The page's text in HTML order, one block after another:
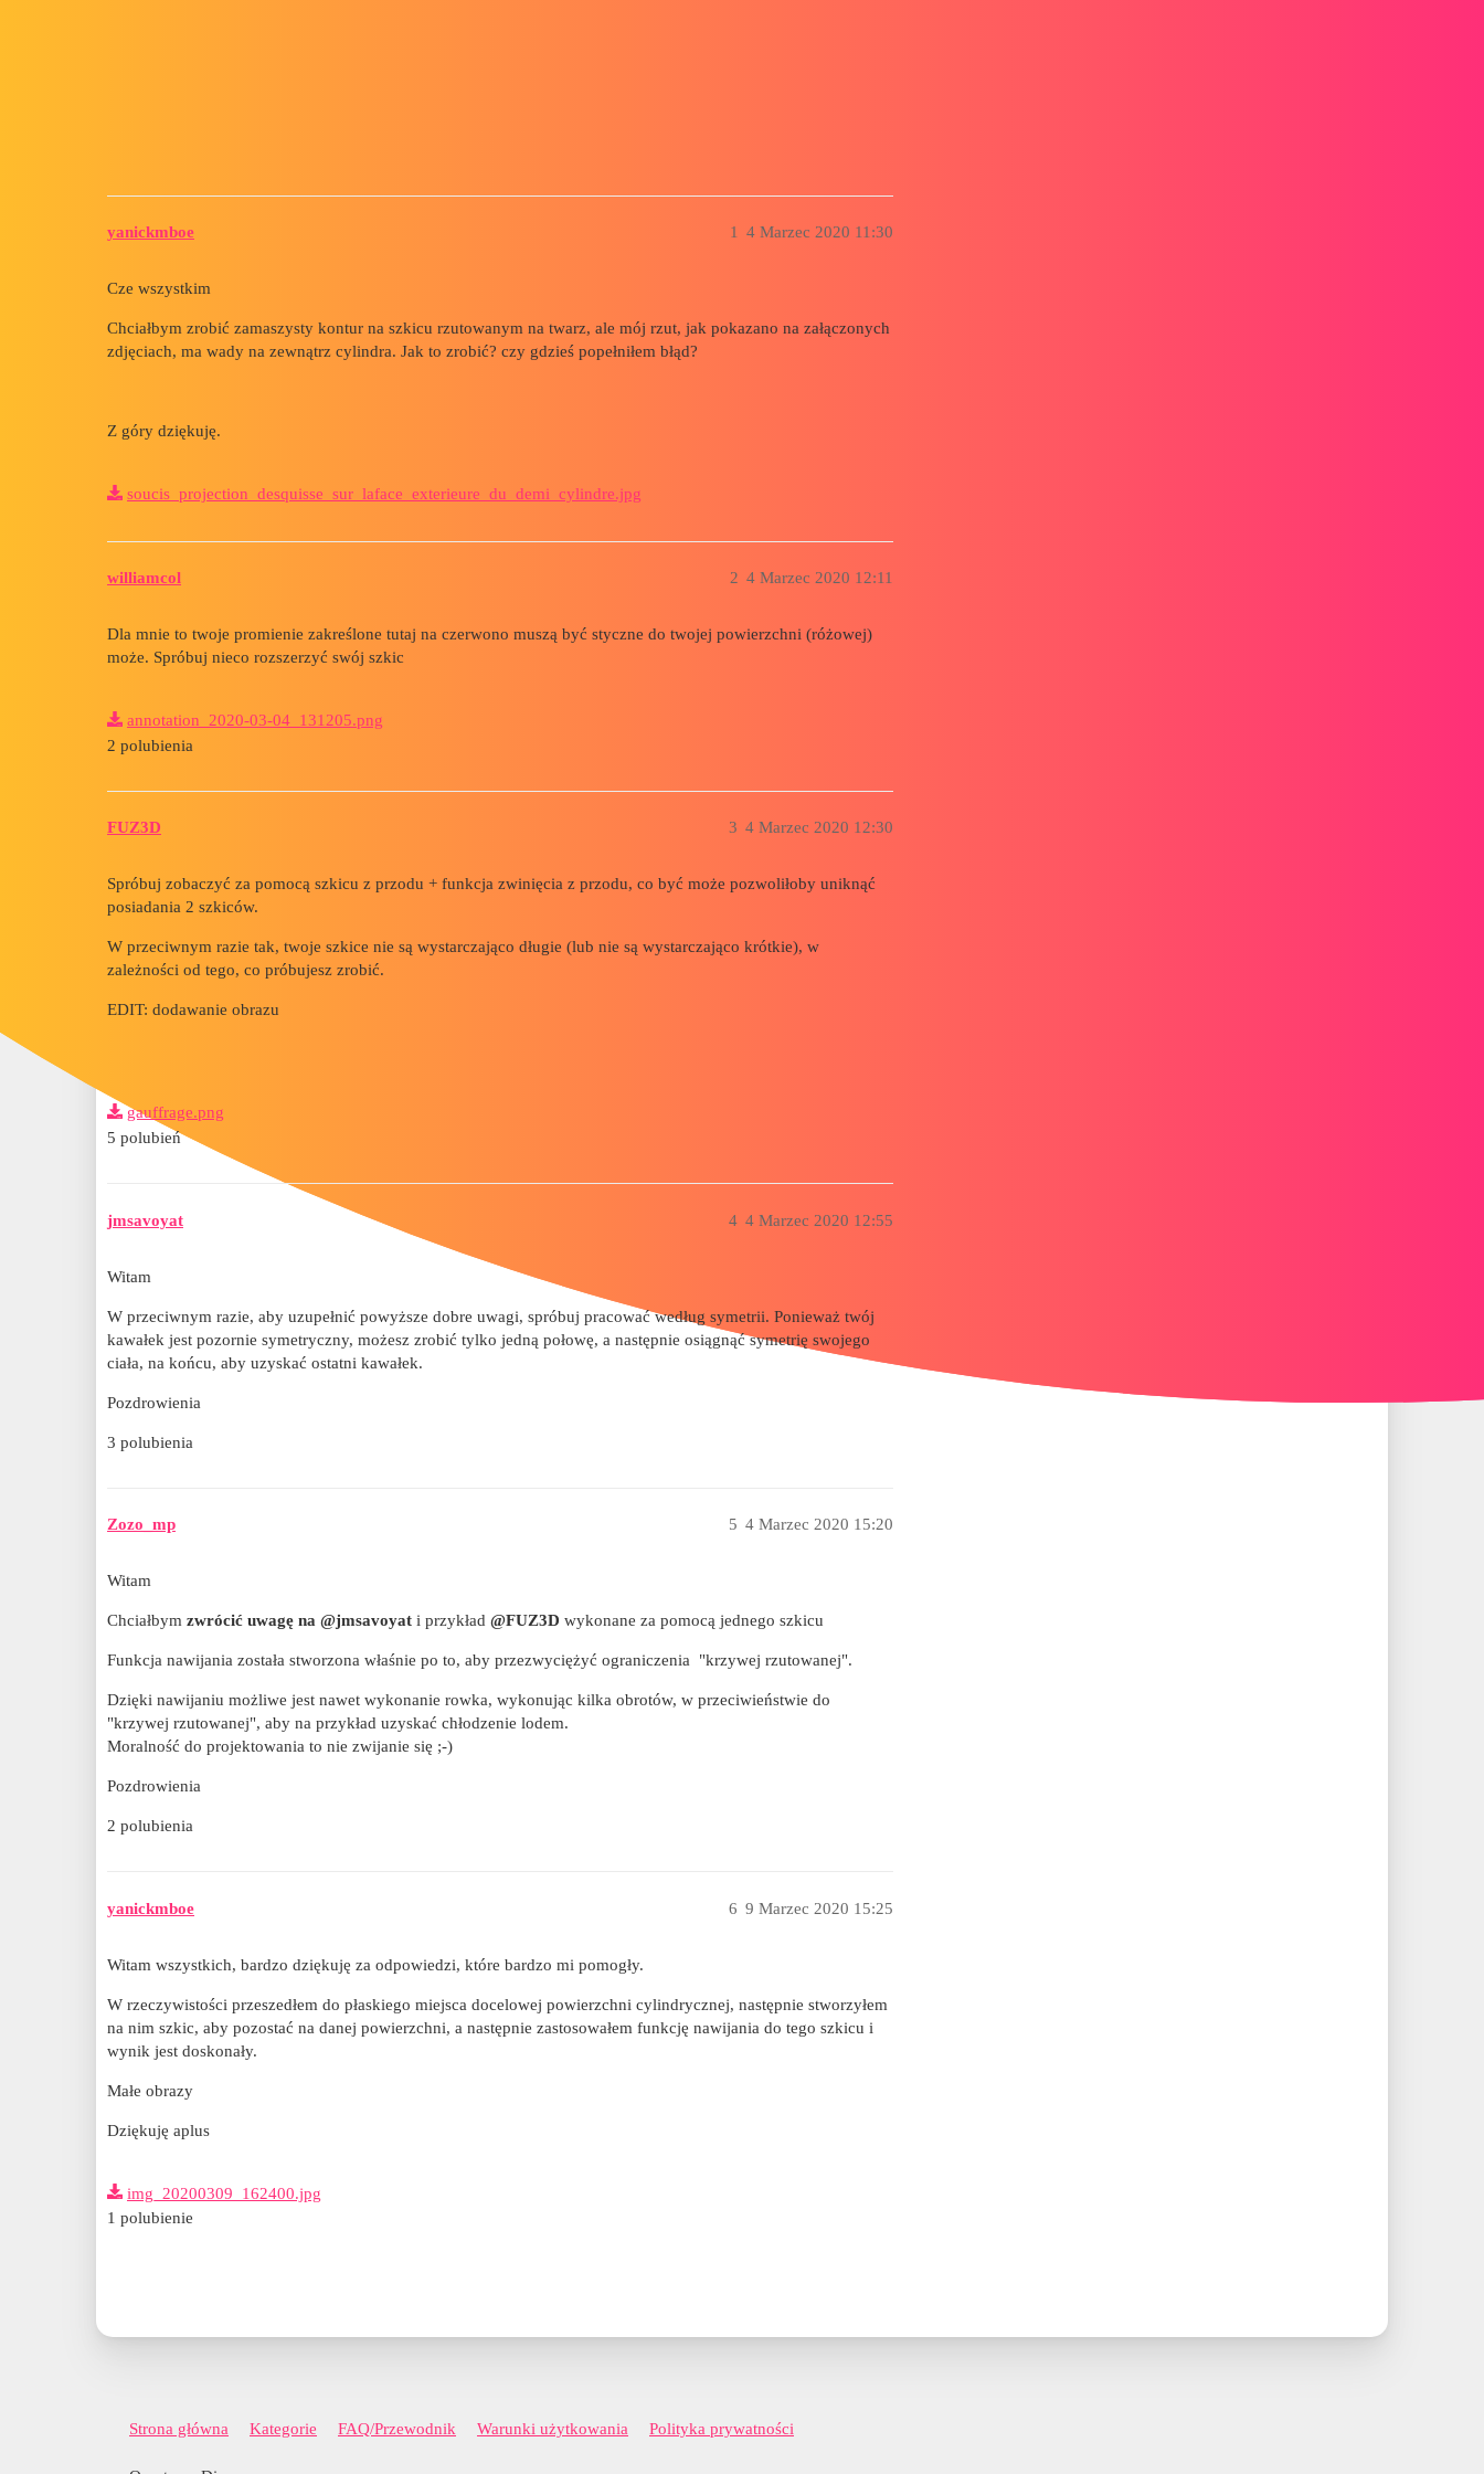
yanickmboe 4 Marzec 2020 11:30
1
Cze wszystkim
Chciałbym zrobić zamaszysty kontur na szkicu rzutowanym na twarz, ale mój rzut, jak pokazano na załączonych
zdjęciach, ma wady na zewnątrz cylindra. Jak to zrobić? czy gdzieś popełniłem błąd?
Z góry dziękuję.
soucis_projection_desquisse_sur_laface_exterieure_du_demi_cylindre.jpg
williamcol 4 Marzec 2020 12:11
2
Dla mnie to twoje promienie zakreślone tutaj na czerwono muszą być styczne do twojej powierzchni (różowej)
może. Spróbuj nieco rozszerzyć swój szkic
annotation_2020-03-04_131205.png
2 polubienia
FUZ3D 4 Marzec 2020 12:30
3
Spróbuj zobaczyć za pomocą szkicu z przodu + funkcja zwinięcia z przodu, co być może pozwoliłoby uniknąć
posiadania 2 szkiców.
W przeciwnym razie tak, twoje szkice nie są wystarczająco długie (lub nie są wystarczająco krótkie), w
zależności od tego, co próbujesz zrobić.
EDIT: dodawanie obrazu
gauffrage.png
5 polubień
jmsavoyat 4 Marzec 2020 12:55
4
Witam
W przeciwnym razie, aby uzupełnić powyższe dobre uwagi, spróbuj pracować według symetrii. Ponieważ twój
kawałek jest pozornie symetryczny, możesz zrobić tylko jedną połowę, a następnie osiągnąć symetrię swojego
ciała, na końcu, aby uzyskać ostatni kawałek.
Pozdrowienia
3 polubienia
Zozo_mp 4 Marzec 2020 15:20
5
Witam
Chciałbym zwrócić uwagę na @jmsavoyat i przykład @FUZ3D wykonane za pomocą jednego szkicu
Funkcja nawijania została stworzona właśnie po to, aby przezwyciężyć ograniczenia "krzywej rzutowanej".
Dzięki nawijaniu możliwe jest nawet wykonanie rowka, wykonując kilka obrotów, w przeciwieństwie do
"krzywej rzutowanej", aby na przykład uzyskać chłodzenie lodem.
Moralność do projektowania to nie zwijanie się ;-)
Pozdrowienia
2 polubienia
yanickmboe 9 Marzec 2020 15:25
6
Witam wszystkich, bardzo dziękuję za odpowiedzi, które bardzo mi pomogły.
W rzeczywistości przeszedłem do płaskiego miejsca docelowej powierzchni cylindrycznej, następnie stworzyłem
na nim szkic, aby pozostać na danej powierzchni, a następnie zastosowałem funkcję nawijania do tego szkicu i
wynik jest doskonały.
Małe obrazy
Dziękuję aplus
img_20200309_162400.jpg
1 polubienie
Strona główna Kategorie FAQ/Przewodnik Warunki użytkowania Polityka prywatności